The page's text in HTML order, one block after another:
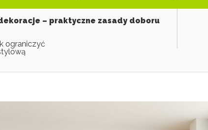
– praktyczne zasady doboru
ograniczyć